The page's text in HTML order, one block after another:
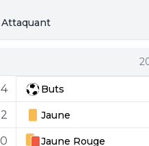
Attaquant
4 Buts
2 Jaune
0 Jaune Rouge